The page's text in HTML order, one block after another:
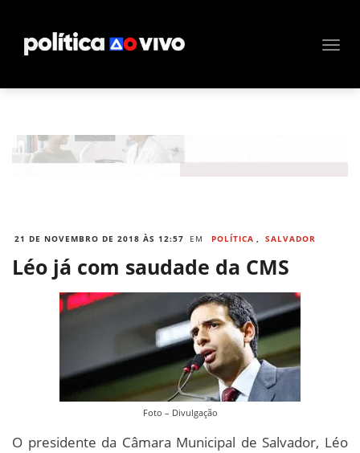
21 DE NOVEMBRO DE 2018 ÀS 12:57 EM POLÍTICA , SALVADOR
Léo já com saudade da CMS
Foto – Divulgação
O presidente da Câmara Municipal de Salvador, Léo